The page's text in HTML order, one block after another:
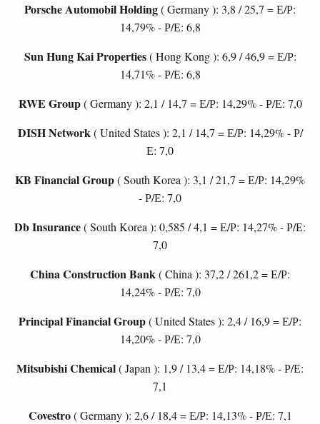
Porsche Automobil Holding( Germany ): 3,8 / 25,7 = Е/Р:
14,79% - Р/Е: 6,8
Sun Hung Kai Properties( Hong Kong ): 6,9 / 46,9 = Е/Р:
14,71% - Р/Е: 6,8
RWE Group( Germany ): 2,1 / 14,7 = Е/Р: 14,29% - Р/Е: 7,0
DISH Network ( United States ): 2,1 / 14,7 = Е/Р: 14,29% - Р/
Е: 7,0
KB Financial Group( South Korea ): 3,1 / 21,7 = Е/Р: 14,29%
- Р/Е: 7,0
Db Insurance( South Korea ): 0,585 / 4,1 = Е/Р: 14,27% - Р/Е:
7,0
China Construction Bank( China ): 37,2 / 261,2 = Е/Р:
14,24% - Р/Е: 7,0
Principal Financial Group( United States ): 2,4 / 16,9 = Е/Р:
14,20% - Р/Е: 7,0
Mitsubishi Chemical( Japan ): 1,9 / 13,4 = Е/Р: 14,18% - Р/Е:
7,1
Covestro( Germany ): 2,6 / 18,4 = Е/Р: 14,13% - Р/Е: 7,1